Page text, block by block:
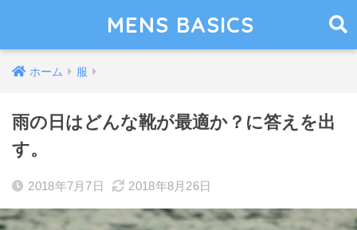
MENS BASICS
ホーム 服
雨の日はどんな靴が最適か？に答えを出
す。
2018年7月7日 2018年8月26日